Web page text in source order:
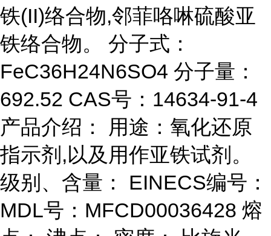
铁(II)络合物,邻菲咯啉硫酸亚
铁络合物。 分子式：
FeC36H24N6SO4 分子量：
692.52 CAS号：14634-91-4
产品介绍： 用途：氧化还原
指示剂,以及用作亚铁试剂。
级别、含量： EINECS编号：
MDL号：MFCD00036428 熔